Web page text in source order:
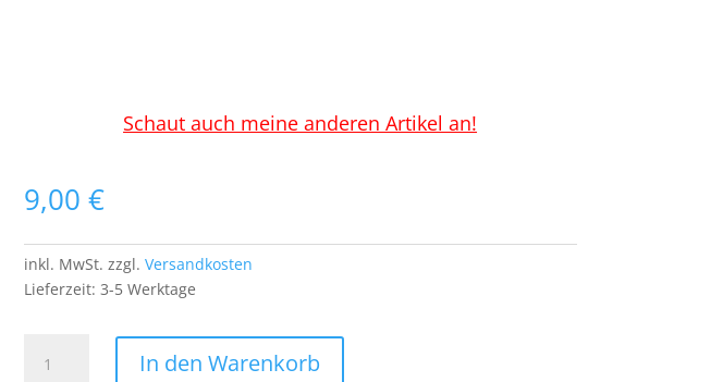
Schaut auch meine anderen Artikel an!
9,00 €
inkl. MwSt. zzgl. Versandkosten
Lieferzeit: 3-5 Werktage
Patch
In den Warenkorb